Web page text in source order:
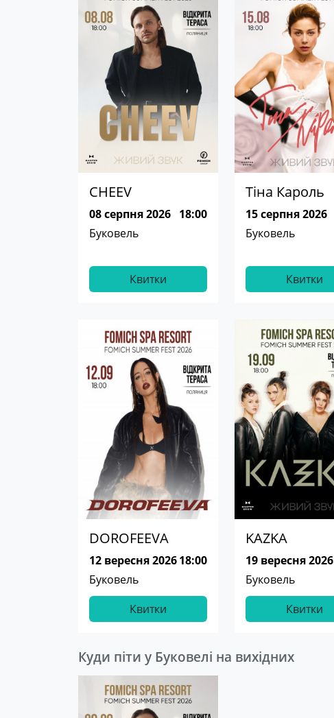
CHEEV
08 серпня 2026 18:00
Буковель
Квитки
Тіна Кароль
15 серпня 2026
Буковель
Квитки
DOROFEEVA
12 вересня 202618:00
Буковель
Квитки
KAZKA
19 вересня 2026
Буковель
Квитки
Куди піти у Буковелі на вихідних